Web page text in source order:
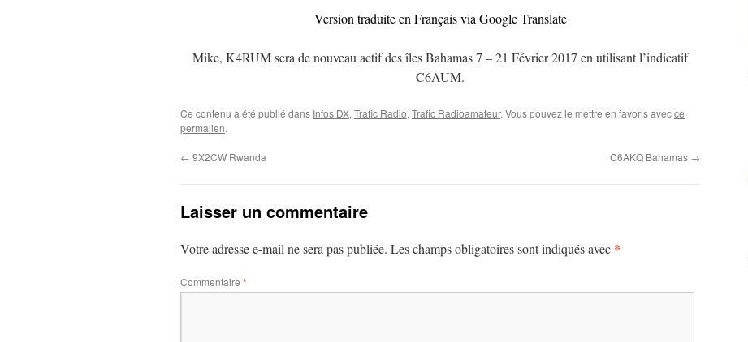
Version traduite en Français via Google Translate
Mike, K4RUM sera de nouveau actif des îles Bahamas 7 – 21 Février 2017 en utilisant l’indicatif
C6AUM.
Ce contenu a été publié dans Infos DX, Trafic Radio, Trafic Radioamateur. Vous pouvez le mettre en favoris avecce
permalien.
← 9X2CW Rwanda C6AKQ Bahamas →
Laisser un commentaire
Votre adresse e-mail ne sera pas publiée. Les champs obligatoires sont indiqués avec *
Commentaire *